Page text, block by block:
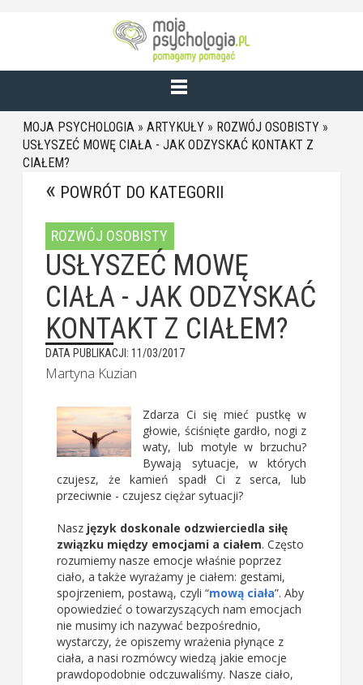
MOJA PSYCHOLOGIA » ARTYKUŁY » ROZWÓJ OSOBISTY »
USŁYSZEĆ MOWĘ CIAŁA - JAK ODZYSKAĆ KONTAKT Z
CIAŁEM?
POWRÓT DO KATEGORII
ROZWÓJ OSOBISTY
USŁYSZEĆ MOWĘ
CIAŁA - JAK ODZYSKAĆ
KONTAKT Z CIAŁEM?
DATA PUBLIKACJI: 11/03/2017
Martyna Kuzian
Zdarza Ci się mieć pustkę w
głowie, ściśnięte gardło, nogi z
waty, lub motyle w brzuchu?
Bywają sytuacje, w których
czujesz, że kamień spadł Ci z serca, lub
przeciwnie - czujesz ciężar sytuacji?
Nasz język doskonale odzwierciedla siłę
związku między emocjami a ciałem. Często
rozumiemy nasze emocje właśnie poprzez
ciało, a także wyrażamy je ciałem: gestami,
spojrzeniem, postawą, czyli “mową ciała”. Aby
opowiedzieć o towarzyszących nam emocjach
nie musimy ich nazywać bezpośrednio,
wystarczy, że opiszemy wrażenia płynące z
ciała, a nasi rozmówcy wiedzą jakie emocje
prawdopodobnie odczuwaliśmy. Nasze ciało,